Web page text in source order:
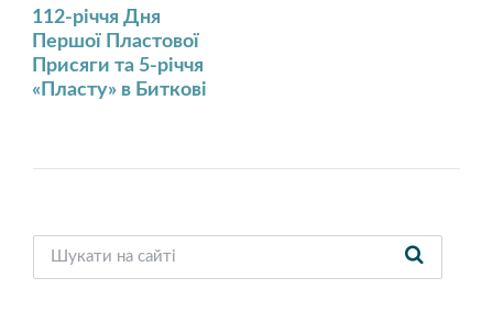
112-річчя Дня
Першої Пластової
Присяги та 5-річчя
«Пласту» в Биткові